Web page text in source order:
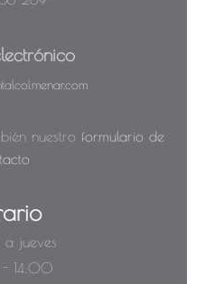
nuestro formulario de
a jueves
14:00